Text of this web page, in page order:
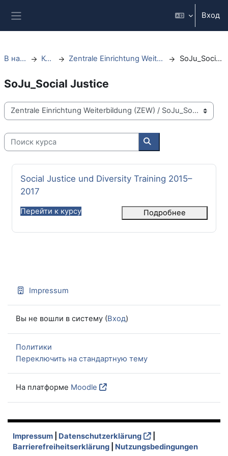
Вход
В начало Курсы Zentrale Einrichtung Weiterbildung (ZEW) SoJu_Social Justice
SoJu_Social Justice
Категории курсов
Поиск курса
Поиск курса
Название курса
Social Justice und Diversity Training 2015–
2017
Перейти к курсу Подробнее
Impressum
Вы не вошли в систему (Вход)
Политики
Переключить на стандартную тему
На платформе Moodle
Impressum Datenschutzerklärung
Barrierefreiheitserklärung
Nutzungsbedingungen